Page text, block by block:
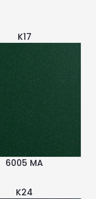
K17
6005 MA
K24